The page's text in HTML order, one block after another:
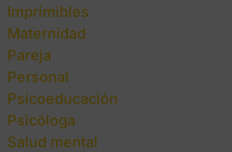
Imprimibles
Maternidad
Pareja
Personal
Psicoeducación
Psicóloga
Salud mental